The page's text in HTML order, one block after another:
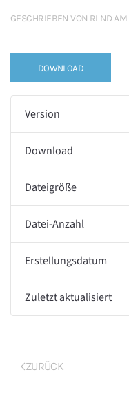
GESCHRIEBEN VON RLNDAM
DOWNLOAD
Version
Download
Dateigröße
Datei-Anzahl
Erstellungsdatum
Zuletzt aktualisiert
ZURÜCK